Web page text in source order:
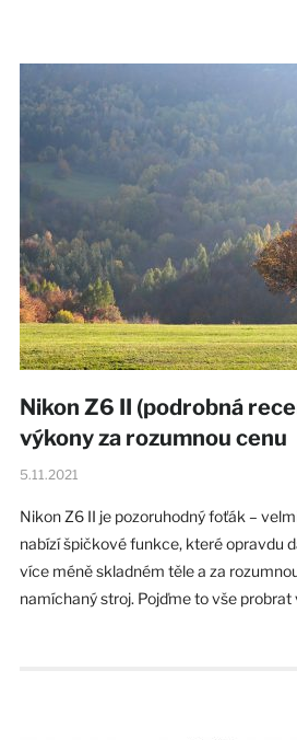
Nikon Z6 II (podrobná
výkony za rozumnou cenu
5.11.2021
Nikon Z6 II je pozoruhodný foťák –
nabízí špičkové funkce, které opravdu
více méně skladném těle a za
namíchaný stroj. Pojďme to vše probrat